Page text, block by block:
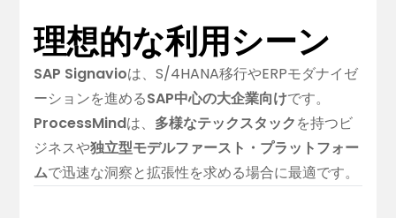
理想的な利用シーン
SAP Signavioは、S/4HANA移行やERPモダナイゼ
ーションを進めるSAP中心の大企業向けです。
ProcessMindは、 多様なテックスタックを持つビ
ジネスや独立型モデルファースト・プラットフォー
ムで迅速な洞察と拡張性を求める場合に最適です。